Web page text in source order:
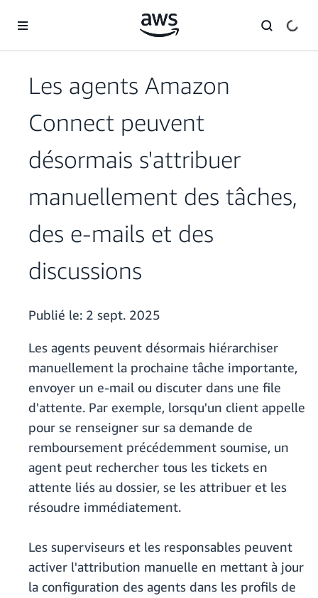
Les agents Amazon
Connect peuvent
désormais s'attribuer
manuellement des tâches,
des e-mails et des
discussions
Publié le: 2 sept. 2025
Les agents peuvent désormais hiérarchiser
manuellement la prochaine tâche importante,
envoyer un e-mail ou discuter dans une file
d'attente. Par exemple, lorsqu'un client appelle
pour se renseigner sur sa demande de
remboursement précédemment soumise, un
agent peut rechercher tous les tickets en
attente liés au dossier, se les attribuer et les
résoudre immédiatement.
Les superviseurs et les responsables peuvent
activer l'attribution manuelle en mettant à jour
la configuration des agents dans les profils de